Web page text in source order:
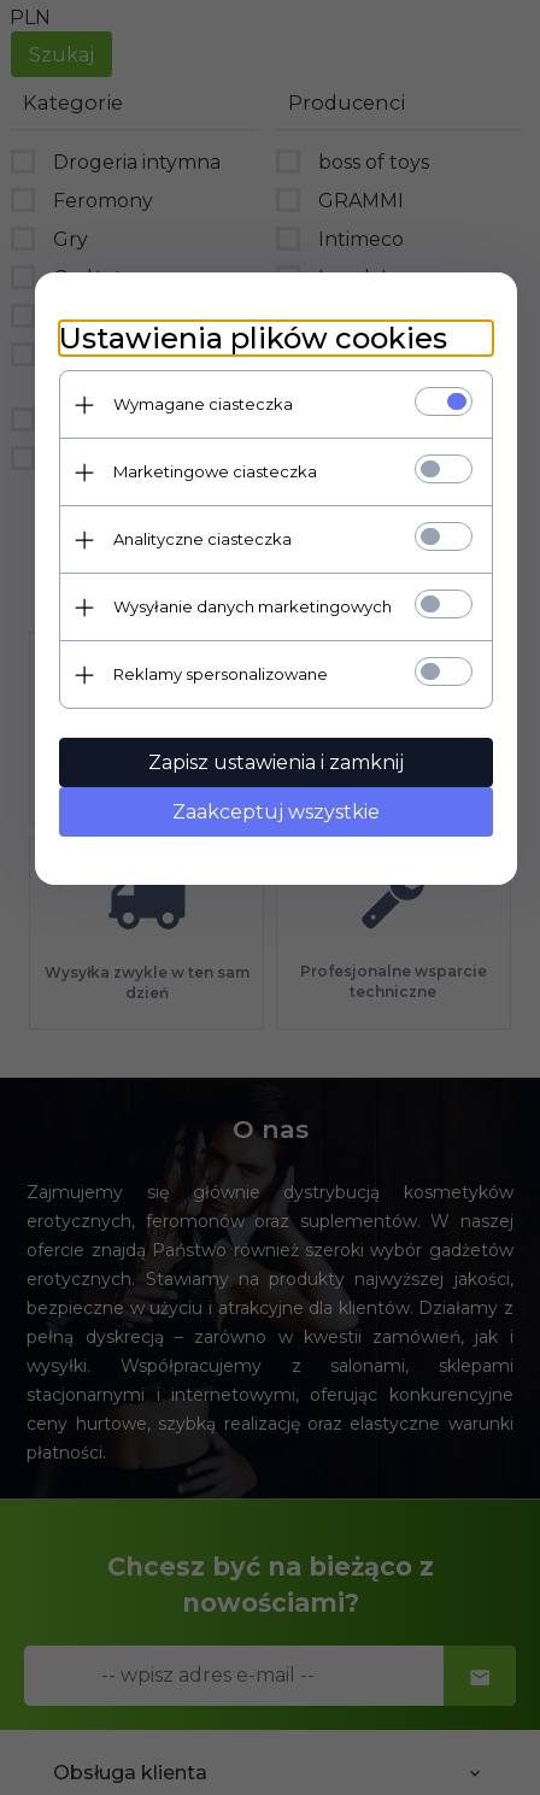
PLN
Kategorie
Drogeria intymna
Feromony
Gry
Gadżety
BDSM
Prezerwatywy
hurtownia
Bielizna
Śmieszne
Producenci
boss of toys
GRAMMI
Intimeco
LovelyLovers
LoveStim
LSDI
medica-group
MedTime
Sexual Health Series
Gwarancja jakości Długi termin płatności
Wysyłka zwykle w ten sam
dzień
Profesjonalne wsparcie
techniczne
O nas
Zajmujemy się głównie dystrybucją kosmetyków
erotycznych, feromonów oraz suplementów. W naszej
ofercie znajdą Państwo również szeroki wybór gadżetów
erotycznych. Stawiamy na produkty najwyższej jakości,
bezpieczne w użyciu i atrakcyjne dla klientów. Działamy z
pełną dyskrecją – zarówno w kwestii zamówień, jak i
wysyłki. Współpracujemy z salonami, sklepami
stacjonarnymi i internetowymi, oferując konkurencyjne
ceny hurtowe, szybką realizację oraz elastyczne warunki
płatności.
Chcesz być na bieżąco z
nowościami?
Obsługa klienta
Ustawienia plików cookies
Wymagane ciasteczka
Marketingowe ciasteczka
Analityczne ciasteczka
Wysyłanie danych marketingowych
Reklamy spersonalizowane
Zapisz ustawienia i zamknij
Zaakceptuj wszystkie